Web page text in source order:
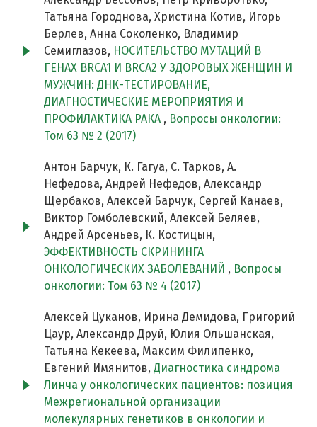
Татьяна Городнова, Христина Котив, Игорь
Берлев, Анна Соколенко, Владимир
Семиглазов, НОСИТЕЛЬСТВО МУТАЦИЙ В
ГЕНАХ BRCA1 И BRCA2 У ЗДОРОВЫХ ЖЕНЩИН И
МУЖЧИН: ДНК-ТЕСТИРОВАНИЕ,
ДИАГНОСТИЧЕСКИЕ МЕРОПРИЯТИЯ И
ПРОФИЛАКТИКА РАКА , Вопросы онкологии:
Том 63 № 2 (2017)
Антон Барчук, К. Гагуа, С. Тарков, А.
Нефедова, Андрей Нефедов, Александр
Щербаков, Алексей Барчук, Сергей Канаев,
Виктор Гомболевский, Алексей Беляев,
Андрей Арсеньев, К. Костицын,
ЭФФЕКТИВНОСТЬ СКРИНИНГА
ОНКОЛОГИЧЕСКИХ ЗАБОЛЕВАНИЙ , Вопросы
онкологии: Том 63 № 4 (2017)
Алексей Цуканов, Ирина Демидова, Григорий
Цаур, Александр Друй, Юлия Ольшанская,
Татьяна Кекеева, Максим Филипенко,
Евгений Имянитов, Диагностика синдрома
Линча у онкологических пациентов: позиция
Межрегиональной организации
молекулярных генетиков в онкологии и